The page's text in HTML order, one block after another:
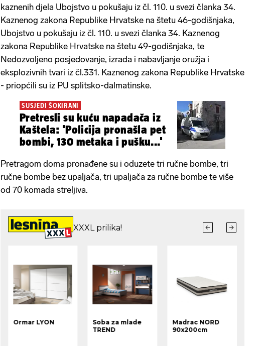
kaznenih djela Ubojstvo u pokušaju iz čl. 110. u svezi članka 34.
Kaznenog zakona Republike Hrvatske na štetu 46-godišnjaka,
Ubojstvo u pokušaju iz čl. 110. u svezi članka 34. Kaznenog
zakona Republike Hrvatske na štetu 49-godišnjaka, te
Nedozvoljeno posjedovanje, izrada i nabavljanje oružja i
eksplozivnih tvari iz čl.331. Kaznenog zakona Republike Hrvatske
- priopćili su iz PU splitsko-dalmatinske.
SUSJEDI ŠOKIRANI
Pretresli su kuću napadača iz
Kaštela: 'Policija pronašla pet
bombi, 130 metaka i pušku...'
Pretragom doma pronađene su i oduzete tri ručne bombe, tri
ručne bombe bez upaljača, tri upaljača za ručne bombe te više
od 70 komada streljiva.